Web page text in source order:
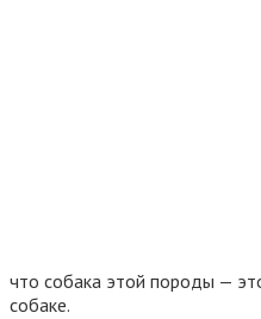
что собака этой породы —
собаке.